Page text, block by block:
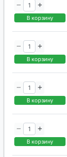
В корзину
В корзину
В корзину
В корзину